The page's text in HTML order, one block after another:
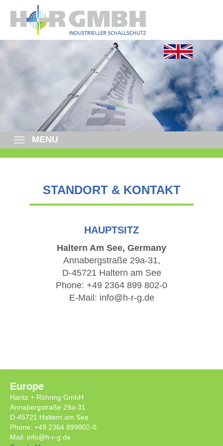
MENU
STANDORT & KONTAKT
HAUPTSITZ
Haltern Am See, Germany
Annabergstraße 29a-31,
D-45721 Haltern am See
Phone: +49 2364 899 802-0
E-Mail: info@h-r-g.de
Europe
Haritz + Röhring GmbH
Annabergstraße 29a-31
D-45721 Haltern am See
Phone: +49 2364 899802-0
Mail: info@h-r-g.de